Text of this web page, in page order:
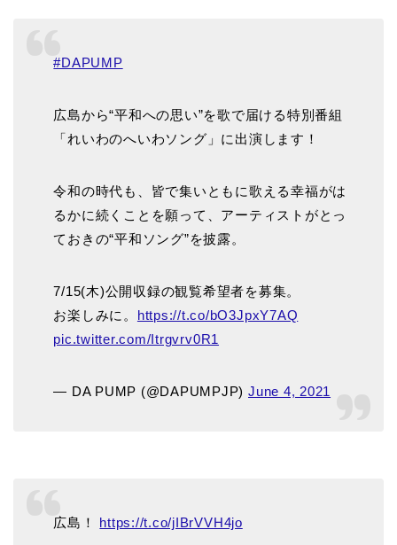
#DAPUMP
広島から“平和への思い”を歌で届ける特別番組
「れいわのへいわソング」に出演します！
令和の時代も、皆で集いともに歌える幸福がは
るかに続くことを願って、アーティストがとっ
ておきの“平和ソング”を披露。
7/15(木)公開収録の観覧希望者を募集。
お楽しみに。 https://t.co/bO3JpxY7AQ
pic.twitter.com/Itrgvrv0R1
— DA PUMP (@DAPUMPJP) June 4, 2021
広島！ https://t.co/jIBrVVH4jo